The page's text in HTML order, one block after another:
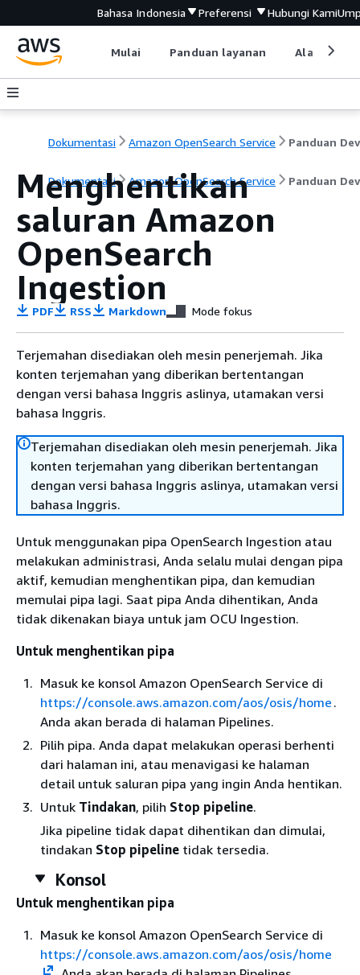
Bahasa Indonesia Preferensi Hubungi Kami
Mulai Panduan layanan Alat
Dokumentasi Amazon OpenSearch Service
Dokumentasi Amazon OpenSearch Service Panduan
Menghentikan
saluran Amazon
OpenSearch
Ingestion
PDF RSS Markdown Mode fokus
Terjemahan disediakan oleh mesin penerjemah. Jika
konten terjemahan yang diberikan bertentangan
dengan versi bahasa Inggris aslinya, utamakan versi
bahasa Inggris.
Terjemahan disediakan oleh mesin penerjemah. Jika
konten terjemahan yang diberikan bertentangan
dengan versi bahasa Inggris aslinya, utamakan versi
bahasa Inggris.
Untuk menggunakan pipa OpenSearch Ingestion atau
melakukan administrasi, Anda selalu mulai dengan pipa
aktif, kemudian menghentikan pipa, dan kemudian
memulai pipa lagi. Saat pipa Anda dihentikan, Anda
tidak dikenakan biaya untuk jam OCU Ingestion.
Untuk menghentikan pipa
Masuk ke konsol Amazon OpenSearch Service di
https://console.aws.amazon.com/aos/osis/home .
Anda akan berada di halaman Pipelines.
Pilih pipa. Anda dapat melakukan operasi berhenti
dari halaman ini, atau menavigasi ke halaman
detail untuk saluran pipa yang ingin Anda hentikan.
Untuk Tindakan, pilih Stop pipeline.
Jika pipeline tidak dapat dihentikan dan dimulai,
tindakan Stop pipeline tidak tersedia.
Konsol
Untuk menghentikan pipa
Masuk ke konsol Amazon OpenSearch Service di
https://console.aws.amazon.com/aos/osis/home